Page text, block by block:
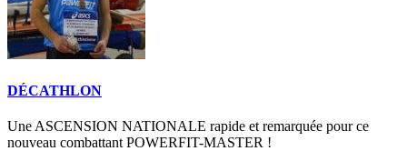
DÉCATHLON
Une ASCENSION NATIONALE rapide et remarquée pour ce
nouveau combattant POWERFIT-MASTER !